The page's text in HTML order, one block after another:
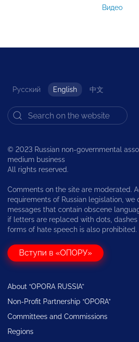
Видео
Русский English 中文
© 2023 Russian non-governmental
medium business
All rights reserved.
Comments on the site are moderated.
requirements of Russian legislation, we
messages that contain obscene
if letters are replaced with dots,
forms of hate speech is also prohibited.
Вступи в «ОПОРУ»
About “OPORA RUSSIA”
Non-Profit Partnership “OPORA”
Committees and Commissions
Regions